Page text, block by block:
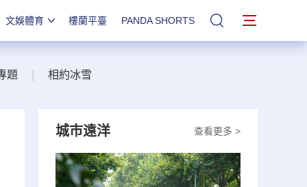
文娛體育 樓蘭平臺 PANDA SHORTS 站內搜索
題 相約冰雪
查看更多 >
城市遠洋